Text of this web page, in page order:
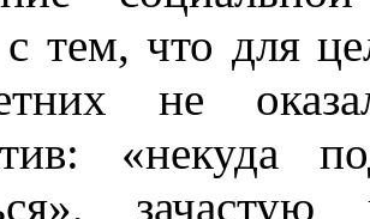
с тем, что для
не
«некуда